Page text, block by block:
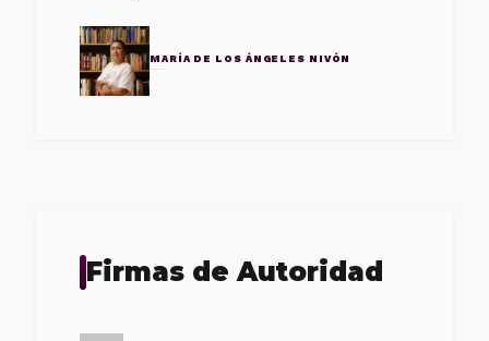
MARÍA DE LOS ÁNGELES NIVÓN
Firmas de Autoridad